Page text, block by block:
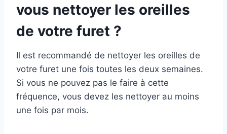
vous nettoyer les oreilles
de votre furet ?
Il est recommandé de nettoyer les oreilles de
votre furet une fois toutes les deux semaines.
Si vous ne pouvez pas le faire à cette
fréquence, vous devez les nettoyer au moins
une fois par mois.